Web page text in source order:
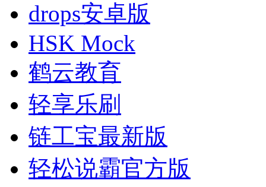
drops安卓版
HSK Mock
鹤云教育
轻享乐刷
链工宝最新版
轻松说霸官方版